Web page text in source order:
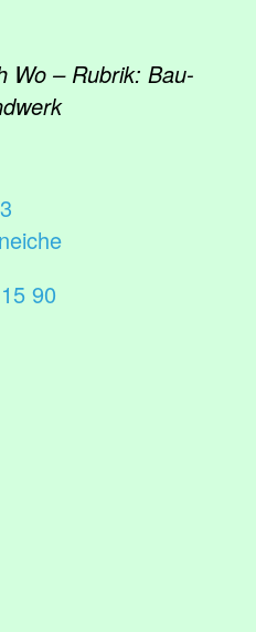
Wo – Rubrik: Bau-
90